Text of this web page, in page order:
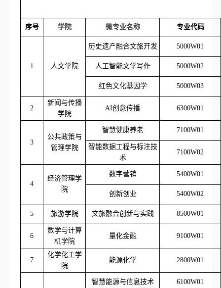
序号 学院 微专业名称 专业代码
1 人文学院
历史遗产融合文旅开发 5000W01
人工智能文学写作 5000W02
红色文化基因学 5000W03
2
新闻与传播
学院
AI创意传播 6300W01
3
公共政策与
管理学院
智慧健康养老 7100W01
智能数据工程与标注技
术
7100W02
4
经济管理学
院
数字营销 5400W01
创新创业 5400W02
5 旅游学院 文旅融合创新与实践 8500W01
6
数学与计算
机学院
量化金融 9100W01
7
化学化工学
院
能源化学 2800W01
智慧能源与信息技术 6100W01